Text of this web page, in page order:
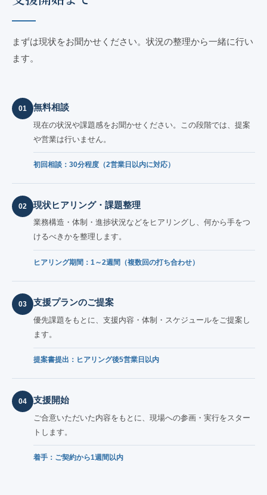
まずは現状をお聞かせください。状況の整理から一緒に行い
ます。
01 無料相談
現在の状況や課題感をお聞かせください。この段階では、提案
や営業は行いません。
初回相談：30分程度（2営業日以内に対応）
02 現状ヒアリング・課題整理
業務構造・体制・進捗状況などをヒアリングし、何から手をつ
けるべきかを整理します。
ヒアリング期間：1～2週間（複数回の打ち合わせ）
03 支援プランのご提案
優先課題をもとに、支援内容・体制・スケジュールをご提案し
ます。
提案書提出：ヒアリング後5営業日以内
04 支援開始
ご合意いただいた内容をもとに、現場への参画・実行をスター
トします。
着手：ご契約から1週間以内